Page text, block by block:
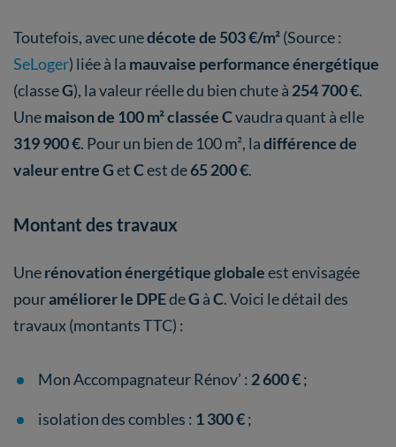
Toutefois, avec unedécote de 503 €/m²(Source :
SeLoger) liée à la mauvaise performance énergétique
(classeG), la valeur réelle du bien chute à 254 700 €.
Unemaison de 100 m² classée Cvaudra quant à elle
319 900 €. Pour un bien de 100 m², ladifférence de
valeur entre GetCest de65 200 €.
Montant des travaux
Unerénovation énergétique globaleest envisagée
pouraméliorer le DPEdeG àC. Voici le détail des
travaux (montants TTC) :
Mon Accompagnateur Rénov’ : 2 600 €;
isolation des combles : 1 300 €;